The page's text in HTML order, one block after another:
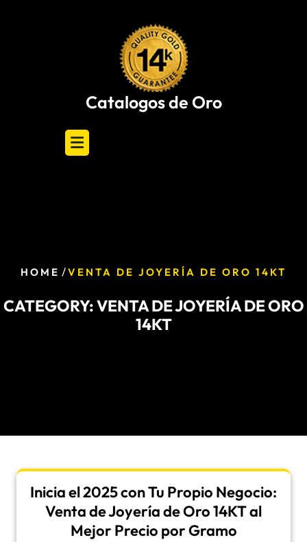
Catalogos de Oro
HOME /VENTA DE JOYERÍA DE ORO 14KT
CATEGORY:VENTA DE JOYERÍA DE ORO
14KT
Inicia el 2025 con Tu Propio Negocio:
Venta de Joyería de Oro 14KT al
Mejor Precio por Gramo